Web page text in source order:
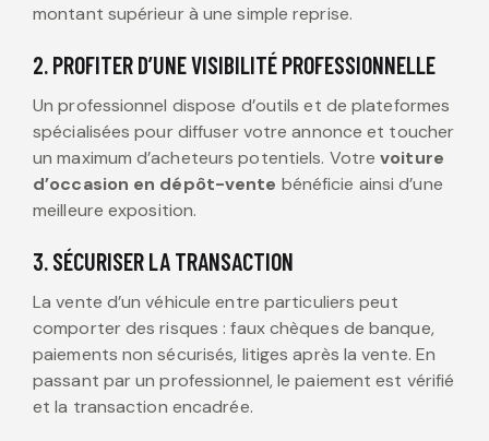
montant supérieur à une simple reprise.
2. PROFITER D’UNE VISIBILITÉ PROFESSIONNELLE
Un professionnel dispose d’outils et de plateformes
spécialisées pour diffuser votre annonce et toucher
un maximum d’acheteurs potentiels. Votrevoiture
d’occasion en dépôt-vente bénéficie ainsi d’une
meilleure exposition.
3. SÉCURISER LA TRANSACTION
La vente d’un véhicule entre particuliers peut
comporter des risques : faux chèques de banque,
paiements non sécurisés, litiges après la vente. En
passant par un professionnel, le paiement est vérifié
et la transaction encadrée.